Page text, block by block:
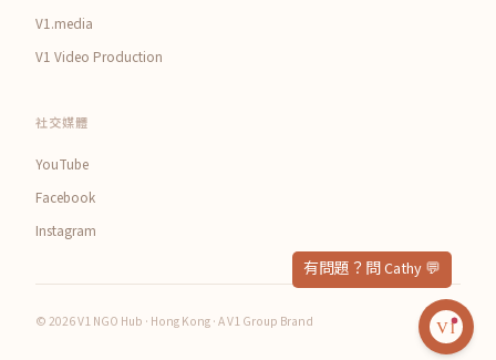
V1.media
V1 Video Production
社交媒體
YouTube
Facebook
Instagram
© 2026 V1 NGO Hub · Hong Kong · A V1 Group Brand